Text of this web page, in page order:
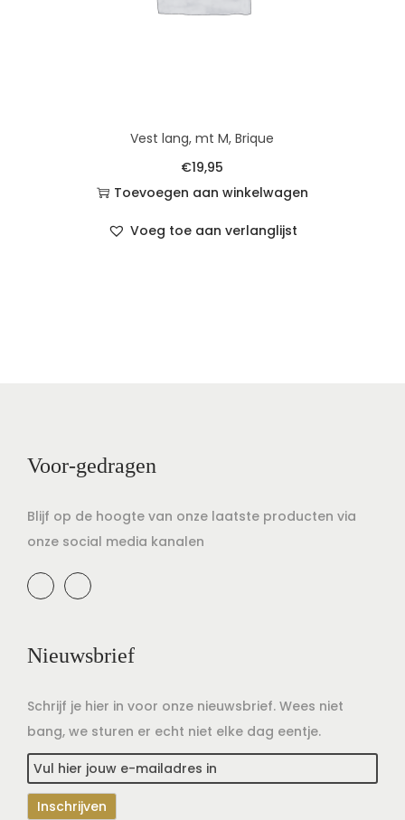
Vest lang, mt M, Brique
€19,95
Toevoegen aan winkelwagen
Voeg toe aan verlanglijst
Voor-gedragen
Blijf op de hoogte van onze laatste producten via
onze social media kanalen
Nieuwsbrief
Schrijf je hier in voor onze nieuwsbrief. Wees niet
bang, we sturen er echt niet elke dag eentje.